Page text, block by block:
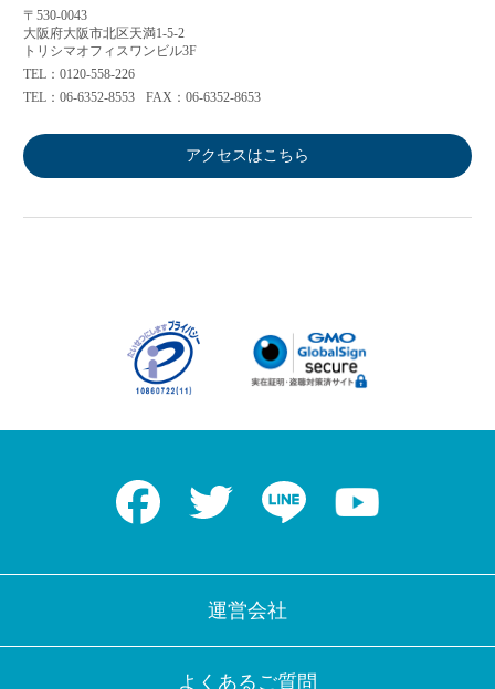
アプリに切り替えてみませんか
会員登録なしですぐ使える！
〒530-0043
大阪府大阪市北区天満1-5-2
トリシマオフィスワンビル3F
TEL：0120-558-226
TEL：06-6352-8553
FAX：06-6352-8653
アクセスはこちら
Facebook Twitter LINE
運営会社
よくあるご質問